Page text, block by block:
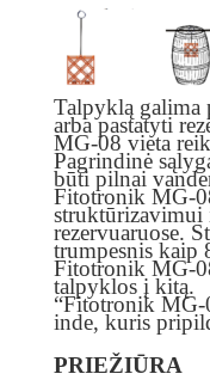
Talpyklą galima
arba pastatyti
MG-08 vieta
Pagrindinė
būti pilnai
Fitotronik MG-
rezervuaruose.
trumpesnis kaip
Fitotronik MG-
talpyklos į kitą.
“Fitotronik MG-
inde, kuris
PRIEŽIŪRA